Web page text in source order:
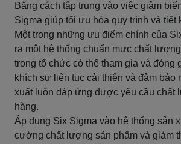
Bằng cách tập trung vào việc giảm
Sigma giúp tối ưu hóa quy trình và tiết
Một trong những ưu điểm chính của
ra một hệ thống chuẩn mực chất
trong tổ chức có thể tham gia và đóng
khích sự liên tục cải thiện và đảm bảo
xuất luôn đáp ứng được yêu cầu chất
hàng.
Áp dụng Six Sigma vào hệ thống sản
cường chất lượng sản phẩm và giảm